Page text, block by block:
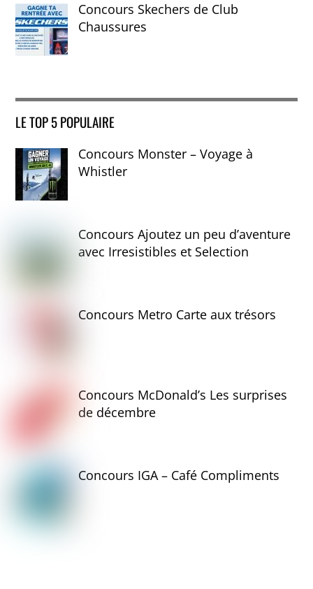
Concours Skechers de Club
Chaussures
LE TOP 5 POPULAIRE
Concours Monster – Voyage à
Whistler
Concours Ajoutez un peu d’aventure
avec Irresistibles et Selection
Concours Metro Carte aux trésors
Concours McDonald’s Les surprises
de décembre
Concours IGA – Café Compliments